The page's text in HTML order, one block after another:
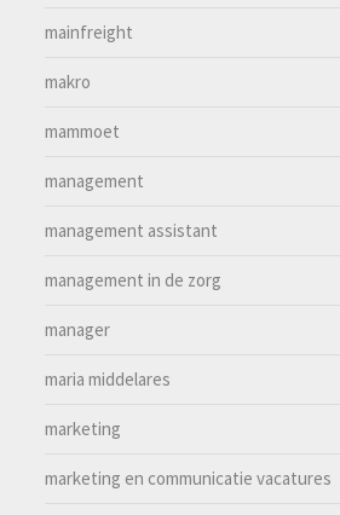
mainfreight
makro
mammoet
management
management assistant
management in de zorg
manager
maria middelares
marketing
marketing en communicatie vacatures